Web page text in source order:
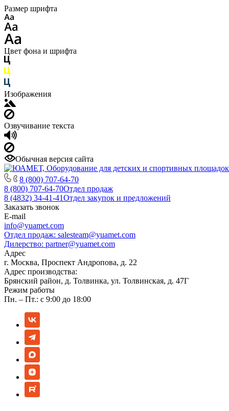
Размер шрифта
Цвет фона и шрифта
Изображения
Озвучивание текста
Обычная версия сайта
8 (800) 707-64-70
8 (800) 707-64-70Отдел продаж
8 (4832) 34-41-41Отдел закупок и предложений
Заказать звонок
E-mail
info@yuamet.com
Отдел продаж: salesteam@yuamet.com
Дилерство: partner@yuamet.com
Адрес
г. Москва, Проспект Андропова, д. 22
Адрес производства:
Брянский район, д. Толвинка, ул. Толвинская, д. 47Г
Режим работы
Пн. – Пт.: с 9:00 до 18:00